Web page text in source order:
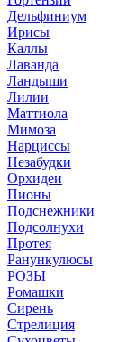
Дельфиниум
Ирисы
Каллы
Лаванда
Ландыши
Лилии
Маттиола
Мимоза
Нарциссы
Незабудки
Орхидеи
Пионы
Подснежники
Подсолнухи
Протея
Ранункулюсы
РОЗЫ
Ромашки
Сирень
Стрелиция